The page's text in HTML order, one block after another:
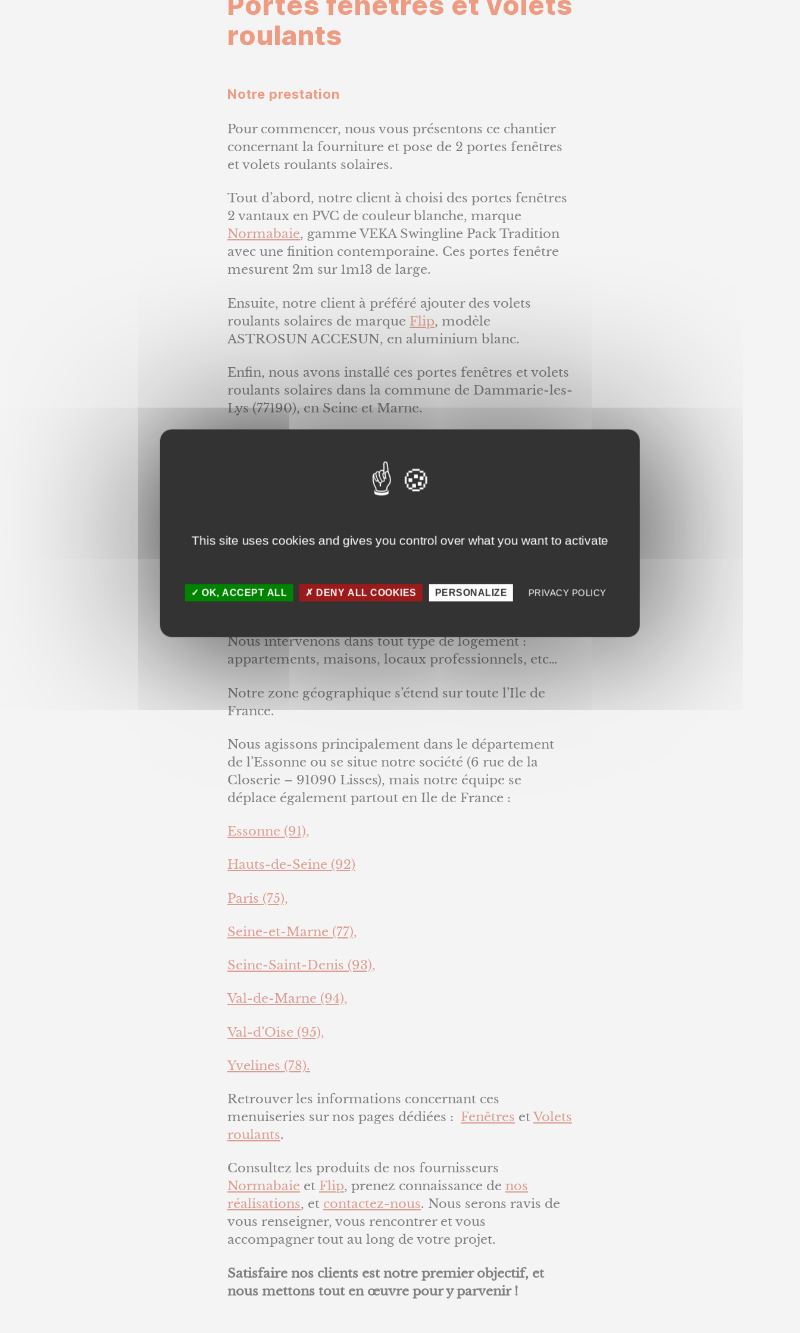
l’article
fenêtres
roulants
Notre prestation
Pour commencer, nous vous présentons ce chantier
concernant la fourniture et pose de 2 portes fenêtres
et volets roulants solaires.
Tout d’abord, notre client à choisi des portes fenêtres
2 vantaux en PVC de couleur blanche, marque
Normabaie, gamme VEKA Swingline Pack Tradition
avec une finition contemporaine. Ces portes fenêtre
mesurent 2m sur 1m13 de large.
Ensuite, notre client à préféré ajouter des volets
roulants solaires de marque Flip, modèle
ASTROSUN ACCESUN, en aluminium blanc.
Enfin, nous avons installé ces portes fenêtres et volets
roulants solaires dans la commune de Dammarie-les-
Lys (77190), en Seine et Marne.
menuiserie intervient partout en Ile de France.
d’intervention
En bref, nous posons et rénovons lesFenêtres
et
Nous intervenons dans tout type de logement :
appartements, maisons, locaux professionnels, etc…
Notre zone géographique s’étend sur toute l’Ile de
France.
Nous agissons principalement dans le département
de l’Essonne ou se situe notre société (6 rue de la
Closerie – 91090 Lisses), mais notre équipe se
déplace également partout en Ile de France :
Essonne (91),
Hauts-de-Seine (92)
Paris (75),
Seine-et-Marne (77),
Seine-Saint-Denis (93),
Val-de-Marne (94),
Val-d’Oise (95),
Yvelines (78).
Retrouver les informations concernant ces
menuiseries sur nos pages dédiées : Fenêtres etVolets
roulants.
Consultez les produits de nos fournisseurs
Normabaie et Flip, prenez connaissance de nos
réalisations, et contactez-nous. Nous serons ravis de
vous renseigner, vous rencontrer et vous
accompagner tout au long de votre projet.
Satisfaire nos clients est notre premier objectif, et
nous mettons tout en œuvre pour y parvenir !
This site uses cookies and gives you control over what you want to activate
OK, ACCEPT ALL DENY ALL COOKIES PERSONALIZE PRIVACY POLICY